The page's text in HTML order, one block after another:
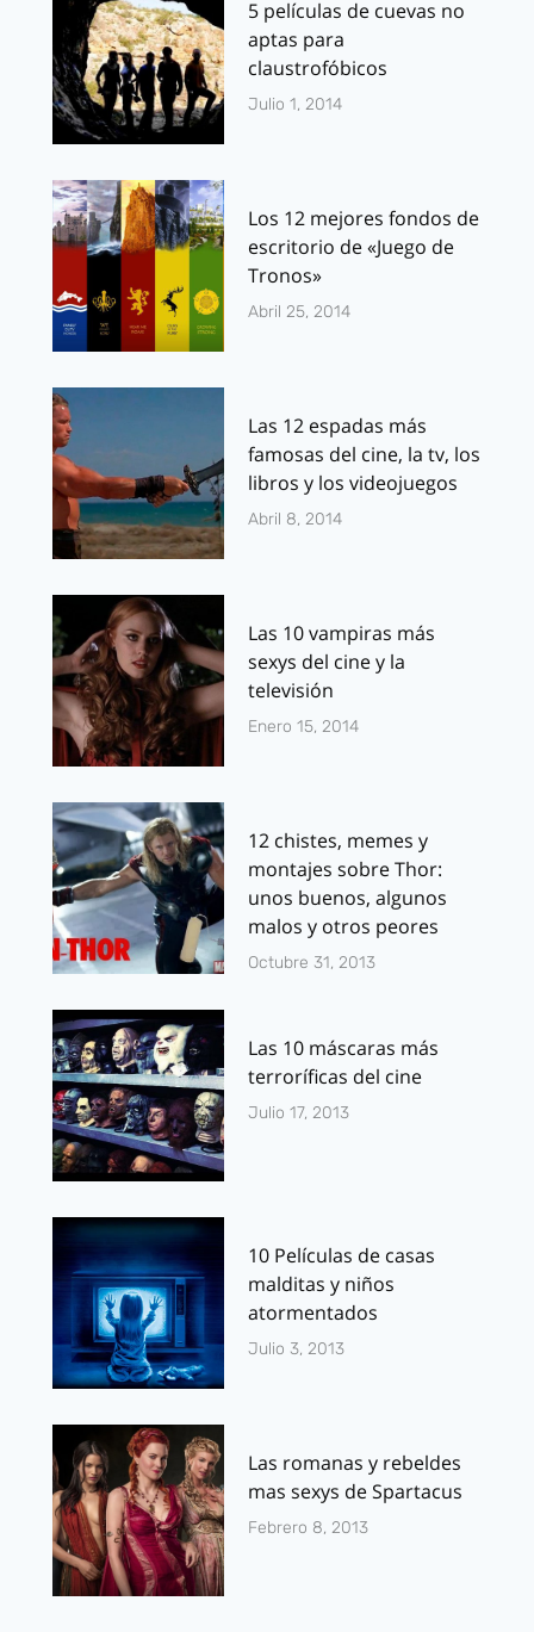
5 películas de cuevas no
aptas para
claustrofóbicos
Julio 1, 2014
Los 12 mejores fondos de
escritorio de «Juego de
Tronos»
Abril 25, 2014
Las 12 espadas más
famosas del cine, la tv, los
libros y los videojuegos
Abril 8, 2014
Las 10 vampiras más
sexys del cine y la
televisión
Enero 15, 2014
12 chistes, memes y
montajes sobre Thor:
unos buenos, algunos
malos y otros peores
Octubre 31, 2013
Las 10 máscaras más
terroríficas del cine
Julio 17, 2013
10 Películas de casas
malditas y niños
atormentados
Julio 3, 2013
Las romanas y rebeldes
mas sexys de Spartacus
Febrero 8, 2013